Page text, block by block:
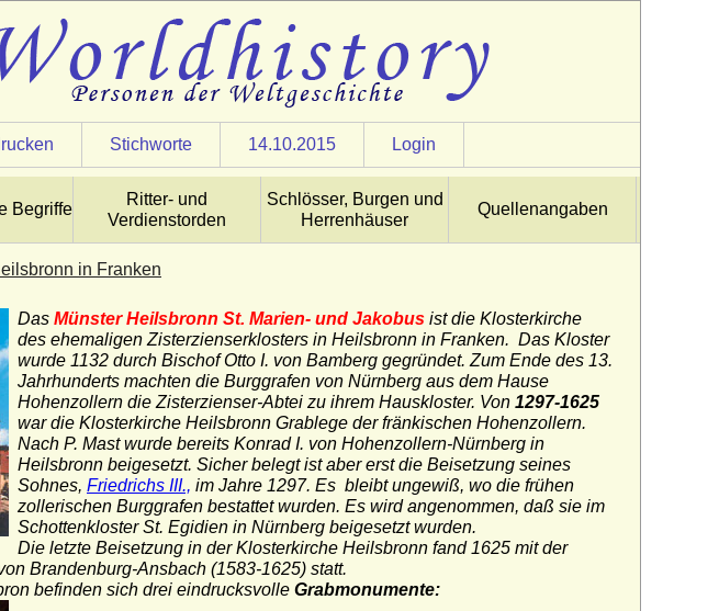
Stichworte 14.10.2015 Login
Begriffe
Ritter- und
Verdienstorden
Schlösser, Burgen und
Herrenhäuser
Quellenangaben
in Franken
Das Münster Heilsbronn St. Marien- und Jakobus ist die Klosterkirche
des ehemaligen Zisterzienserklosters in Heilsbronn in Franken. Das Kloster
wurde 1132 durch Bischof Otto I. von Bamberg gegründet. Zum Ende des 13.
Jahrhunderts machten die Burggrafen von Nürnberg aus dem Hause
Hohenzollern die Zisterzienser-Abtei zu ihrem Hauskloster. Von 1297-1625
war die Klosterkirche Heilsbronn Grablege der fränkischen Hohenzollern.
Nach P. Mast wurde bereits Konrad I. von Hohenzollern-Nürnberg in
Heilsbronn beigesetzt. Sicher belegt ist aber erst die Beisetzung seines
Sohnes, Friedrichs III., im Jahre 1297. Es bleibt ungewiß, wo die frühen
zollerischen Burggrafen bestattet wurden. Es wird angenommen, daß sie im
Schottenkloster St. Egidien in Nürnberg beigesetzt wurden.
Die letzte Beisetzung in der Klosterkirche Heilsbronn fand 1625 mit der
Brandenburg-Ansbach (1583-1625) statt.
befinden sich drei eindrucksvolle Grabmonumente: